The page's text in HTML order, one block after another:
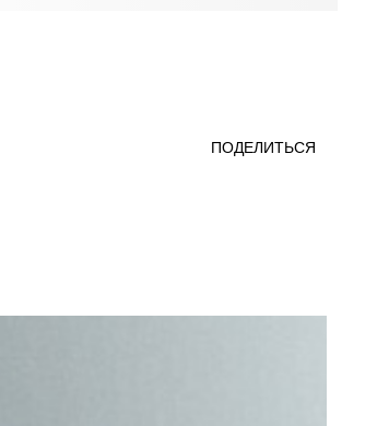
ПОДЕЛИТЬСЯ